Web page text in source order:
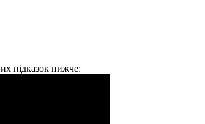
их підказок нижче: